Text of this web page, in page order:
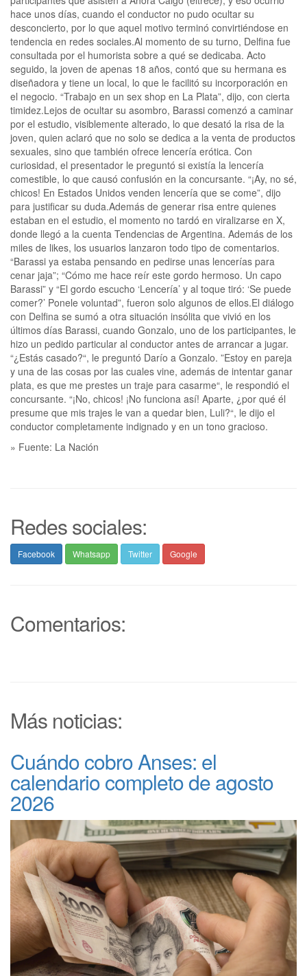
hace unos días, cuando el conductor no pudo ocultar su
desconcierto, por lo que aquel motivo terminó convirtiéndose en
tendencia en redes sociales.Al momento de su turno, Delfina fue
consultada por el humorista sobre a qué se dedicaba. Acto
seguido, la joven de apenas 18 años, contó que su hermana es
diseñadora y tiene un local, lo que le facilitó su incorporación en
el negocio. “Trabajo en un sex shop en La Plata”, dijo, con cierta
timidez.Lejos de ocultar su asombro, Barassi comenzó a caminar
por el estudio, visiblemente alterado, lo que desató la risa de la
joven, quien aclaró que no solo se dedica a la venta de productos
sexuales, sino que también ofrece lencería erótica. Con
curiosidad, el presentador le preguntó si existía la lencería
comestible, lo que causó confusión en la concursante. “¡Ay, no sé,
chicos! En Estados Unidos venden lencería que se come”, dijo
para justificar su duda.Además de generar risa entre quienes
estaban en el estudio, el momento no tardó en viralizarse en X,
donde llegó a la cuenta Tendencias de Argentina. Además de los
miles de likes, los usuarios lanzaron todo tipo de comentarios.
“Barassi ya estaba pensando en pedirse unas lencerías para
cenar jaja”; “Cómo me hace reír este gordo hermoso. Un capo
Barassi” y “El gordo escucho ‘Lencería’ y al toque tiró: ‘Se puede
comer?’ Ponele voluntad”, fueron solo algunos de ellos.El diálogo
con Delfina se sumó a otra situación insólita que vivió en los
últimos días Barassi, cuando Gonzalo, uno de los participantes, le
hizo un pedido particular al conductor antes de arrancar a jugar.
“¿Estás casado?“, le preguntó Darío a Gonzalo. ”Estoy en pareja
y una de las cosas por las cuales vine, además de intentar ganar
plata, es que me prestes un traje para casarme“, le respondió el
concursante. “¡No, chicos! ¡No funciona así! Aparte, ¿por qué él
presume que mis trajes le van a quedar bien, Luli?“, le dijo el
conductor completamente indignado y en un tono gracioso.
» Fuente: La Nación
Redes sociales:
Facebook Whatsapp Twitter Google
Comentarios:
Más noticias:
Cuándo cobro Anses: el
calendario completo de agosto
2026